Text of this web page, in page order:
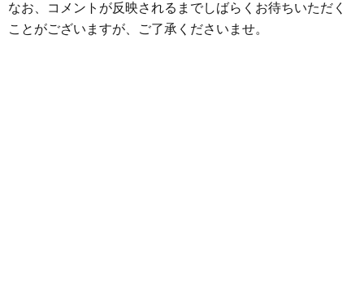
なお、コメントが反映されるまでしばらくお待ちいただく
ことがございますが、ご了承くださいませ。